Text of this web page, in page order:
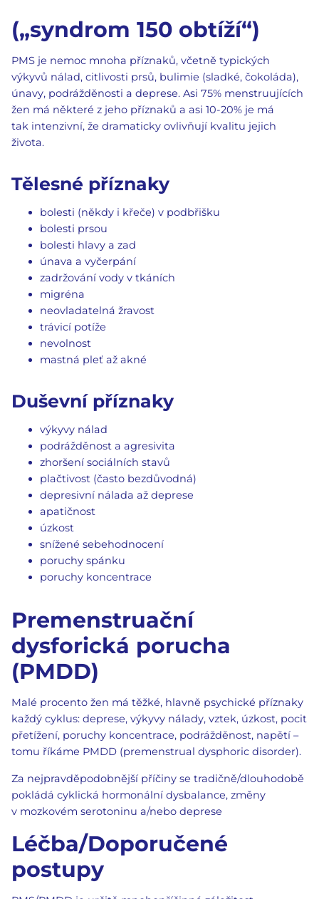
(„syndrom 150 obtíží“)
PMS je nemoc mnoha příznaků, včetně typických
výkyvů nálad, citlivosti prsů, bulimie (sladké, čokoláda),
únavy, podrážděnosti a deprese. Asi 75% menstruujících
žen má některé z jeho příznaků a asi 10-20% je má
tak intenzivní, že dramaticky ovlivňují kvalitu jejich
života.
Tělesné příznaky
bolesti (někdy i křeče) v podbřišku
bolesti prsou
bolesti hlavy a zad
únava a vyčerpání
zadržování vody v tkáních
migréna
neovladatelná žravost
trávicí potíže
nevolnost
mastná pleť až akné
Duševní příznaky
výkyvy nálad
podrážděnost a agresivita
zhoršení sociálních stavů
plačtivost (často bezdůvodná)
depresivní nálada až deprese
apatičnost
úzkost
snížené sebehodnocení
poruchy spánku
poruchy koncentrace
Premenstruační
dysforická porucha
(PMDD)
Malé procento žen má těžké, hlavně psychické příznaky
každý cyklus: deprese, výkyvy nálady, vztek, úzkost, pocit
přetížení, poruchy koncentrace, podrážděnost, napětí –
tomu říkáme PMDD (premenstrual dysphoric disorder).
Za nejpravděpodobnější příčiny se tradičně/dlouhodobě
pokládá cyklická hormonální dysbalance, změny
v mozkovém serotoninu a/nebo deprese
Léčba/Doporučené
postupy